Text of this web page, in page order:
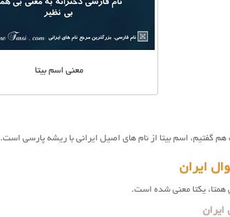
معنی اسم بیتا
هم گفتیم، اسم بیتا از نام های اصیل ایرانی با ریشه پارسی است.
ایران
همتا، یکتا معنی شده است.
ایران